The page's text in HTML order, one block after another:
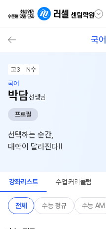
국어
고3
N수
국어
박담선생님
프로필
선택하는 순간,
대학이 달라진다!!
강좌리스트 수업 커리큘럼
전체 수능 정규 수능 AM